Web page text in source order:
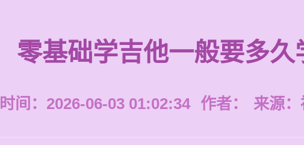
零基础学吉他一般要多久
时间：2026-06-03 01:02:34 作者： 来源：